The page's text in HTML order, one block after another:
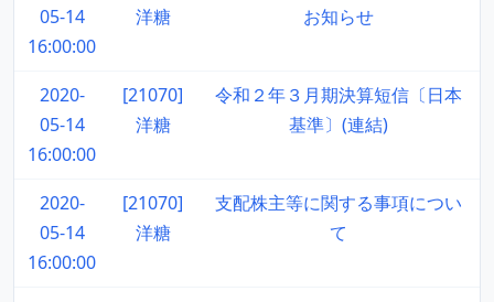
05-14
16:00:00
洋糖
お知らせ
2020-
05-14
16:00:00
[21070]
洋糖
令和２年３月期決算短信〔日本
基準〕(連結)
2020-
05-14
16:00:00
[21070]
洋糖
支配株主等に関する事項につい
て